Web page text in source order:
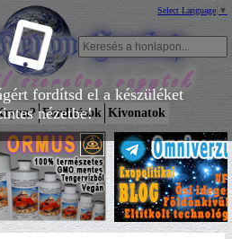
Select Language ▼
fordítsd el a készüléket
nézetbe!
Fordítások Kivonatok